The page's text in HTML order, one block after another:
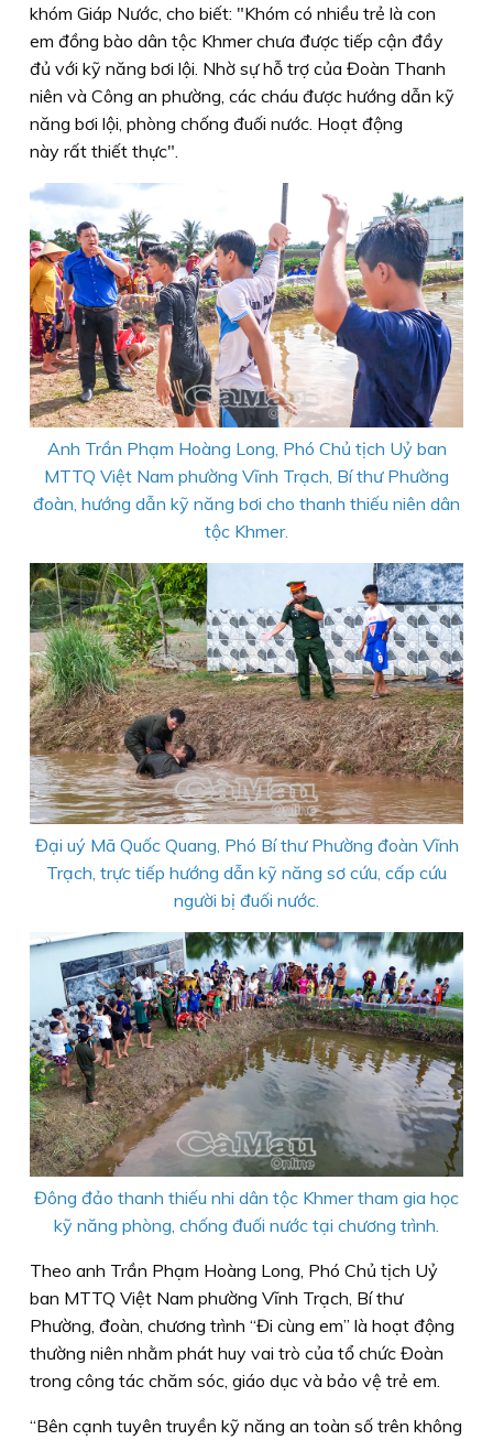
khóm Giáp Nước, cho biết: "Khóm có nhiều trẻ là con
em đồng bào dân tộc Khmer chưa được tiếp cận đầy
đủ với kỹ năng bơi lội. Nhờ sự hỗ trợ của Đoàn Thanh
niên và Công an phường, các cháu được hướng dẫn kỹ
năng bơi lội, phòng chống đuối nước. Hoạt động
này rất thiết thực".
Anh Trần Phạm Hoàng Long, Phó Chủ tịch Uỷ ban
MTTQ Việt Nam phường Vĩnh Trạch, Bí thư Phường
đoàn, hướng dẫn kỹ năng bơi cho thanh thiếu niên dân
tộc Khmer.
Đại uý Mã Quốc Quang, Phó Bí thư Phường đoàn Vĩnh
Trạch, trực tiếp hướng dẫn kỹ năng sơ cứu, cấp cứu
người bị đuối nước.
Đông đảo thanh thiếu nhi dân tộc Khmer tham gia học
kỹ năng phòng, chống đuối nước tại chương trình.
Theo anh Trần Phạm Hoàng Long, Phó Chủ tịch Uỷ
ban MTTQ Việt Nam phường Vĩnh Trạch, Bí thư
Phường, đoàn, chương trình “Đi cùng em” là hoạt động
thường niên nhằm phát huy vai trò của tổ chức Đoàn
trong công tác chăm sóc, giáo dục và bảo vệ trẻ em.
“Bên cạnh tuyên truyền kỹ năng an toàn số trên không